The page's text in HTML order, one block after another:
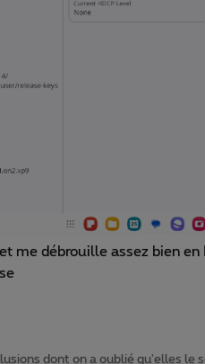
me débrouille assez bien
dont on a oublié qu'elles le